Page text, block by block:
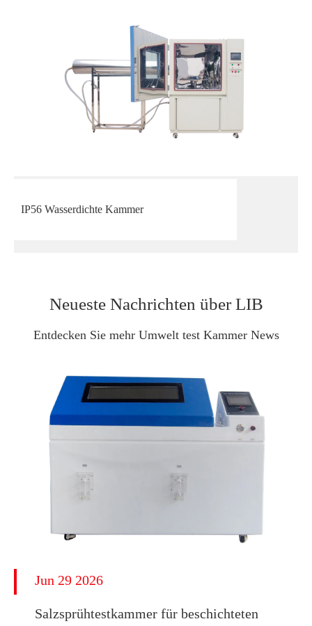
IP56 Wasserdichte Kammer
Neueste Nachrichten über LIB
Entdecken Sie mehr Umwelt test Kammer News
Jun 29 2026
​Salzsprühtestkammer für beschichteten